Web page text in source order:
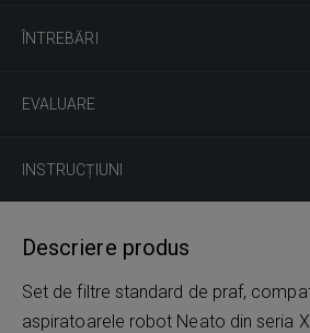
ÎNTREBĂRI
EVALUARE
INSTRUCȚIUNI
Descriere produs
Set de filtre standard de praf,
aspiratoarele robot Neato din seria